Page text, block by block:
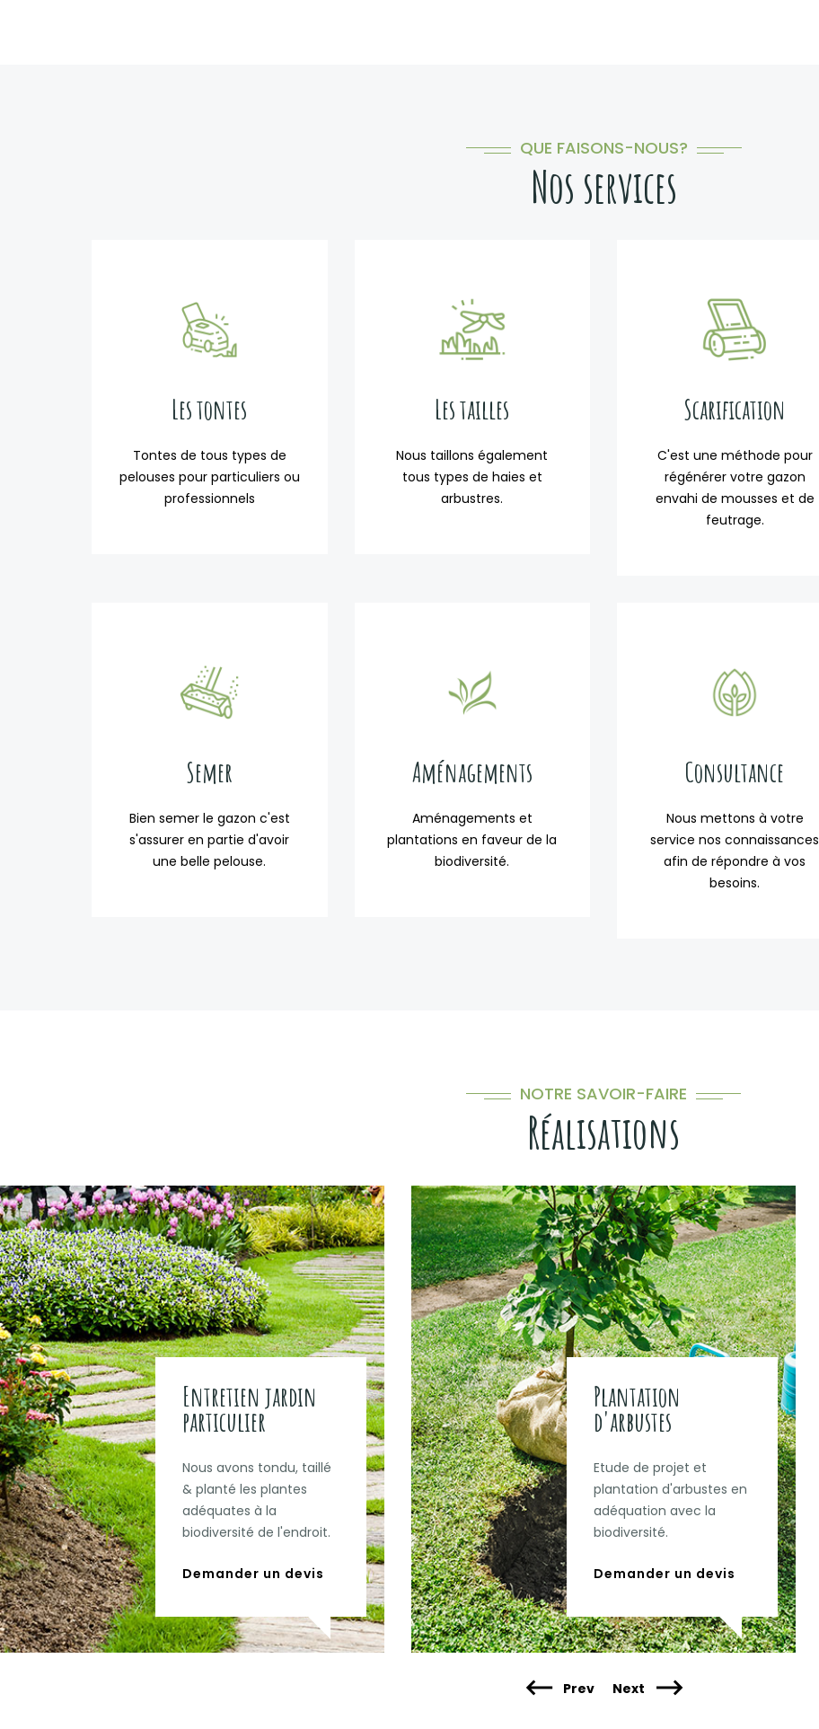
QUE FAISONS-NOUS?
Nos services
Les tontes
Tontes de tous types de
pelouses pour particuliers ou
professionnels
Les tailles
Nous taillons également
tous types de haies et
arbustres.
Scarification
C'est une méthode pour
régénérer votre gazon
envahi de mousses et de
feutrage.
Semer
Bien semer le gazon c'est
s'assurer en partie d'avoir
une belle pelouse.
Aménagements
Aménagements et
plantations en faveur de la
biodiversité.
Consultance
Nous mettons à votre
service nos connaissances
afin de répondre à vos
besoins.
NOTRE SAVOIR-FAIRE
Réalisations
Entretien jardin
particulier
Nous avons tondu, taillé
& planté les plantes
adéquates à la
biodiversité de l'endroit.
Demander un devis
Plantation
d'arbustes
Etude de projet et
plantation d'arbustes en
adéquation avec la
biodiversité.
Demander un devis
Prev Next